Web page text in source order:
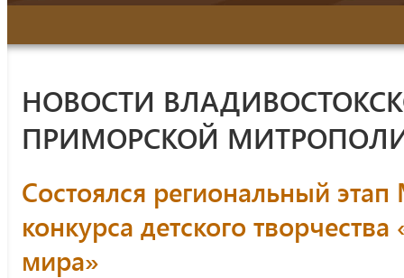
НОВОСТИ
ПРИМОРСКОЙ
Состоялся региональный
конкурса детского
мира»